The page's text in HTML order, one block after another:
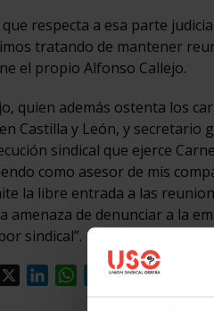
que respecta a esa parte
tratando de mantener
el propio Alfonso Callejo.
quien además ostenta los
Castilla y León, y secretario
sindical que ejerce
como asesor de mis
la libre entrada a las
amenaza de denunciar a la
sindical”.
Facebook
LinkedInWhatsApp
Telegram
Email